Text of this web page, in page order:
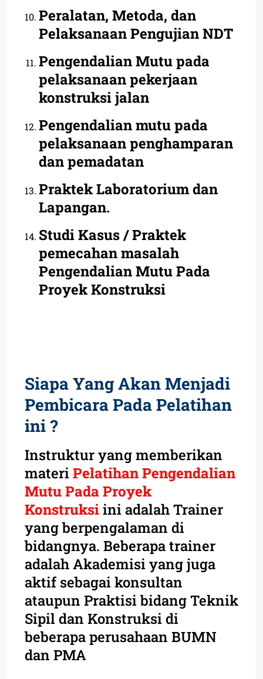
Peralatan, Metoda, dan
Pelaksanaan Pengujian NDT
Pengendalian Mutu pada
pelaksanaan pekerjaan
konstruksi jalan
Pengendalian mutu pada
pelaksanaan penghamparan
dan pemadatan
Praktek Laboratorium dan
Lapangan.
Studi Kasus / Praktek
pemecahan masalah
Pengendalian Mutu Pada
Proyek Konstruksi
Siapa Yang Akan Menjadi
Pembicara Pada Pelatihan
ini ?
Instruktur yang memberikan
materiPelatihan Pengendalian
Mutu Pada Proyek
Konstruksiini adalah Trainer
yang berpengalaman di
bidangnya. Beberapa trainer
adalah Akademisi yang juga
aktif sebagai konsultan
ataupun Praktisi bidang Teknik
Sipil dan Konstruksi di
beberapa perusahaan BUMN
dan PMA